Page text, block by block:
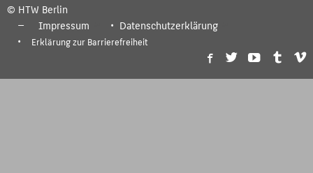
© HTW Berlin
Impressum
Datenschutzerklärung
Erklärung zur Barrierefreiheit